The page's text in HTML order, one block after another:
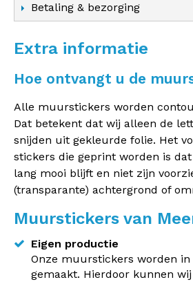
Betaling & bezorging
Extra informatie
Hoe ontvangt u de
Alle muurstickers worden
Dat betekent dat wij alleen de
snijden uit gekleurde folie. Het
stickers die geprint worden is
lang mooi blijft en niet zijn
(transparante) achtergrond of
Muurstickers van
Eigen productie
Onze muurstickers worden
gemaakt. Hierdoor kunnen